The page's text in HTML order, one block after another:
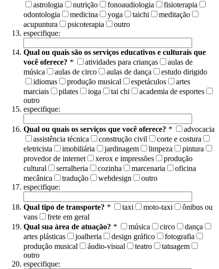
astrologia
nutrição fonoaudiologia
fisioterapia
odontologia
medicina yoga taichi
meditação
acupuntura
psicoterapia
outro
especifique:
Qual ou quais são os serviços educativos e culturais que
você oferece? * atividades para crianças
aulas de
música
aulas de circo aulas de dança
estudo dirigido
idiomas
produção musical espetáculos
artes
marciais
pilates ioga tai chi
academia de esportes
outro
especifique:
Qual ou quais os serviços que você oferece? *
advocacia
assistência técnica
construção civil
corte e costura
eletricista
imobiliária jardinagem limpeza
pintura
provedor de internet
xerox e impressões
produção
cultural
serralheria cozinha marcenaria
oficina
mecânica
tradução webdesign
outro
especifique:
Qual tipo de transporte? * taxi moto-taxi
ônibus ou
vans
frete em geral
Qual sua área de atuação? * música circo
dança
artes plásticas
joalheria design gráfico
fotografia
produção musical
áudio-visual teatro
tatuagem
outro
especifique: